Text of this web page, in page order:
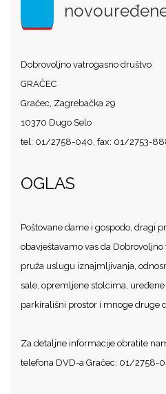
Dobrovoljno vatrogasno društvo
GRAČEC
Gračec, Zagrebačka 29
10370 Dugo Selo
tel: 01/2758-040, fax: 01/2753-
OGLAS
Poštovane dame i gospodo, dragi
obavještavamo vas da
pruža uslugu iznajmljivanja,
sale, opremljene stolcima,
parkirališni prostor i mnoge druge
Za detaljne informacije obratite
telefona DVD-a Gračec: 01/2758-